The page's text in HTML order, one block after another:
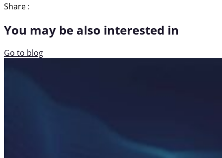
Share :
You may be also interested in
Go to blog